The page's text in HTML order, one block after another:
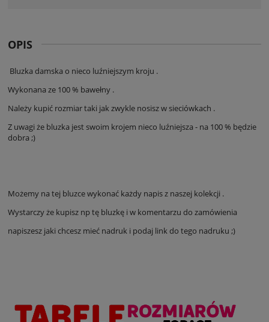
OPIS
Bluzka damska o nieco luźniejszym kroju .
Wykonana ze 100 % bawełny .
Należy kupić rozmiar taki jak zwykle nosisz w sieciówkach .
Z uwagi że bluzka jest swoim krojem nieco luźniejsza - na 100 % będzie
dobra ;)
Możemy na tej bluzce wykonać każdy napis z naszej kolekcji .
Wystarczy że kupisz np tę bluzkę i w komentarzu do zamówienia
napiszesz jaki chcesz mieć nadruk i podaj link do tego nadruku ;)